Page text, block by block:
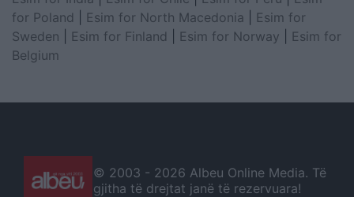
for Poland
Esim for North Macedonia
Esim for
Sweden
Esim for Finland Esim for Norway
Esim for
Belgium
© 2003 - 2026 Albeu Online Media. Të
gjitha të drejtat janë të rezervuara!